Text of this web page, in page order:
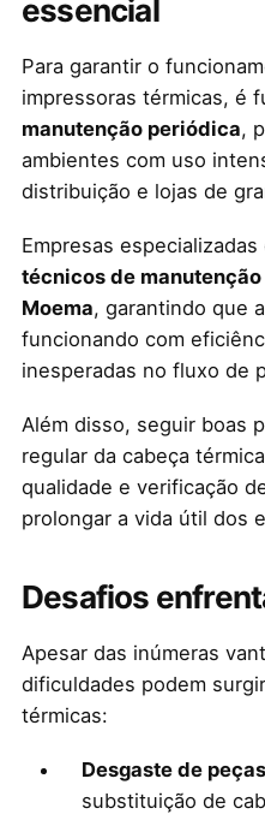
essencial
Para garantir o
impressoras térmicas, é
manutenção periódica,
ambientes com uso
distribuição e lojas de
Empresas
técnicos de
Moema, garantindo que
funcionando com
inesperadas no fluxo de
Além disso, seguir boas
regular da cabeça
qualidade e verificação
prolongar a vida útil dos
Desafios
Apesar das inúmeras
dificuldades podem
térmicas:
Desgaste de
substituição de